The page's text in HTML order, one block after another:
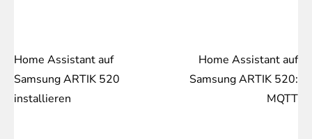
Beitragsnavigation
Home Assistant auf
Samsung ARTIK 520
installieren
Home Assistant auf
Samsung ARTIK 520:
MQTT